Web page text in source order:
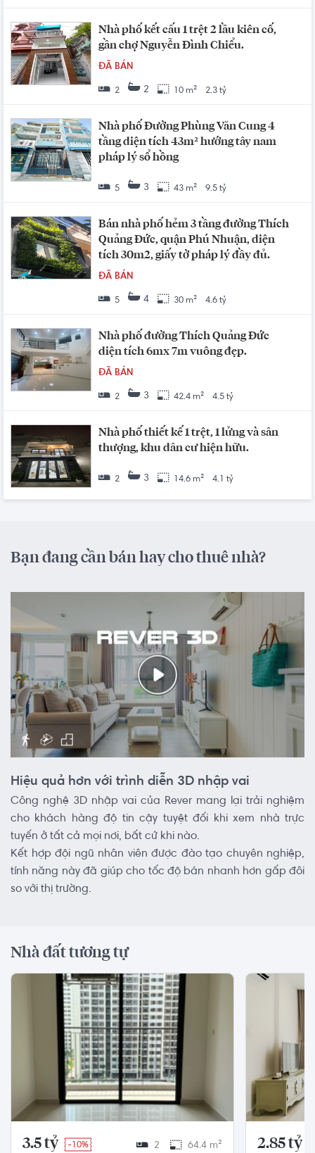
Nhà phố kết cấu 1 trệt 2 lầu kiên cố,
gần chợ Nguyễn Đình Chiểu.
ĐÃ BÁN
2 2 10 m² 2.3 tỷ
Nhà phố Đường Phùng Văn Cung 4
tầng diện tích 43m² hướng tây nam
pháp lý sổ hồng
5 3 43 m² 9.5 tỷ
Bán nhà phố hẻm 3 tầng đường Thích
Quảng Đức, quận Phú Nhuận, diện
tích 30m2, giấy tờ pháp lý đầy đủ.
ĐÃ BÁN
5 4 30 m² 4.6 tỷ
Nhà phố đường Thích Quảng Đức
diện tích 6mx 7m vuông đẹp.
ĐÃ BÁN
2 3 42.4 m² 4.5 tỷ
Nhà phố thiết kế 1 trệt, 1 lửng và sân
thượng, khu dân cư hiện hữu.
2 3 14.6 m² 4.1 tỷ
Bạn đang cần bán hay cho thuê nhà?
Hiệu quả hơn với trình diễn 3D nhập vai
Công nghệ 3D nhập vai của Rever mang lại trải nghiệm
cho khách hàng độ tin cậy tuyệt đối khi xem nhà trực
tuyến ở tất cả mọi nơi, bất cứ khi nào.
Kết hợp đội ngũ nhân viên được đào tạo chuyên nghiệp,
tính năng này đã giúp cho tốc độ bán nhanh hơn gấp đôi
so với thị trường.
Nhà đất tương tự
3.5 tỷ -10% 2 64.4 m² 2.85 tỷ